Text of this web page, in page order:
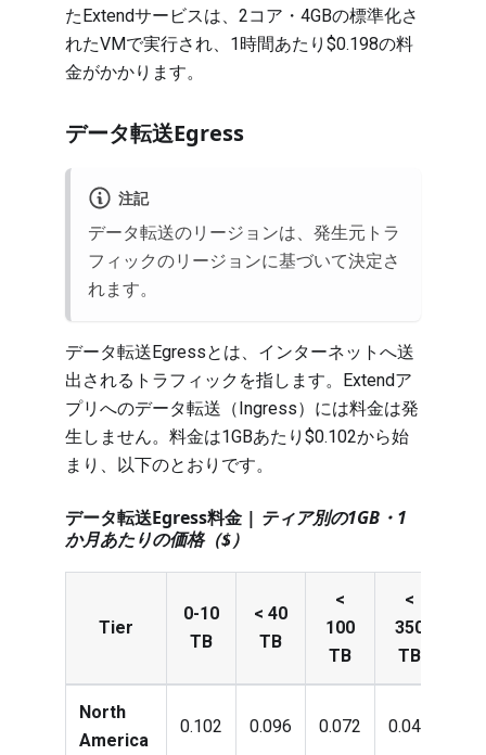
たExtendサービスは、2コア・4GBの標準化さ
れたVMで実行され、1時間あたり$0.198の料
金がかかります。
データ転送Egress
注記
データ転送のリージョンは、発生元トラ
フィックのリージョンに基づいて決定さ
れます。
データ転送Egressとは、インターネットへ送
出されるトラフィックを指します。Extendア
プリへのデータ転送（Ingress）には料金は発
生しません。料金は1GBあたり$0.102から始
まり、以下のとおりです。
データ転送Egress料金 | ティア別の1GB・1
か月あたりの価格（$）
Tier
0-10
TB
< 40
TB
<
100
TB
<
350
TB
North
America
0.102 0.096 0.072 0.048